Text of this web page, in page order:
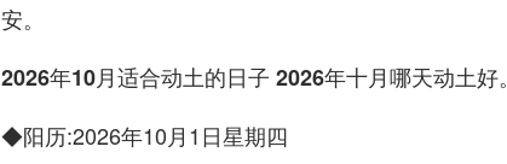
安。
2026年10月适合动土的日子 2026年十月哪天动土好。
◆阳历:2026年10月1日星期四